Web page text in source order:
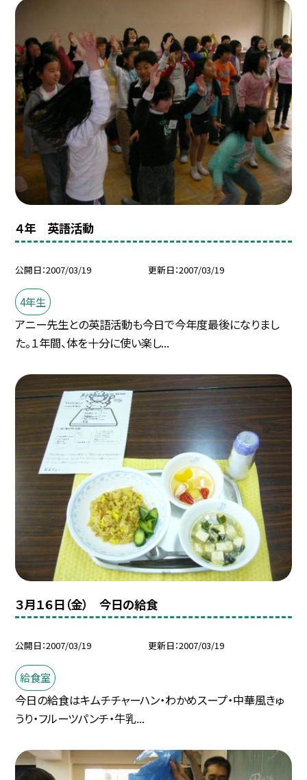
４年 英語活動
公開日 2007/03/19 更新日 2007/03/19
4年生
アニー先生との英語活動も今日で今年度最後になりまし
た。１年間、体を十分に使い楽し...
３月１６日（金） 今日の給食
公開日 2007/03/19 更新日 2007/03/19
給食室
今日の給食はキムチチャーハン・わかめスープ・中華風きゅ
うり・フルーツパンチ・牛乳...